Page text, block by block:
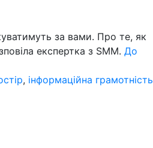
за вами. Про те, як
експертка з SMM. До
, інформаційна грамотність